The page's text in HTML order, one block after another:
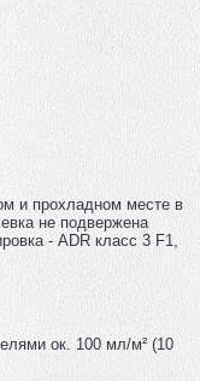
и прохладном месте в
не подвержена
- ADR класс 3 F1,
ок. 100 мл/м² (10